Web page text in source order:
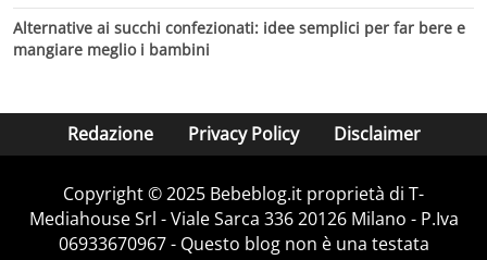
Alternative ai succhi confezionati: idee semplici per far bere e
mangiare meglio i bambini
Redazione Privacy Policy Disclaimer
Copyright © 2025 Bebeblog.it proprietà di T-
Mediahouse Srl - Viale Sarca 336 20126 Milano - P.Iva
06933670967 - Questo blog non è una testata